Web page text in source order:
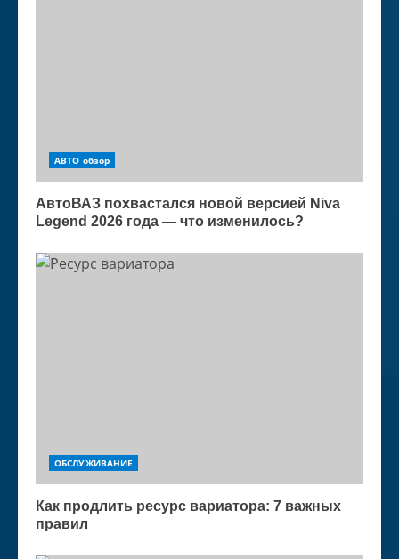
АВТО обзор
АвтоВАЗ похвастался новой версией Niva
Legend 2026 года — что изменилось?
ОБСЛУЖИВАНИЕ
Как продлить ресурс вариатора: 7 важных
правил